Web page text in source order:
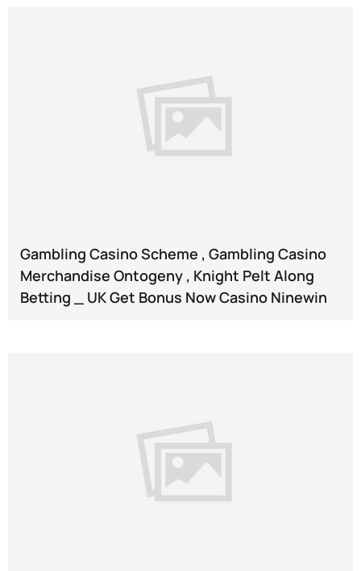
Gambling Casino Scheme , Gambling Casino
Merchandise Ontogeny , Knight Pelt Along
Betting _ UK Get Bonus Now Casino Ninewin